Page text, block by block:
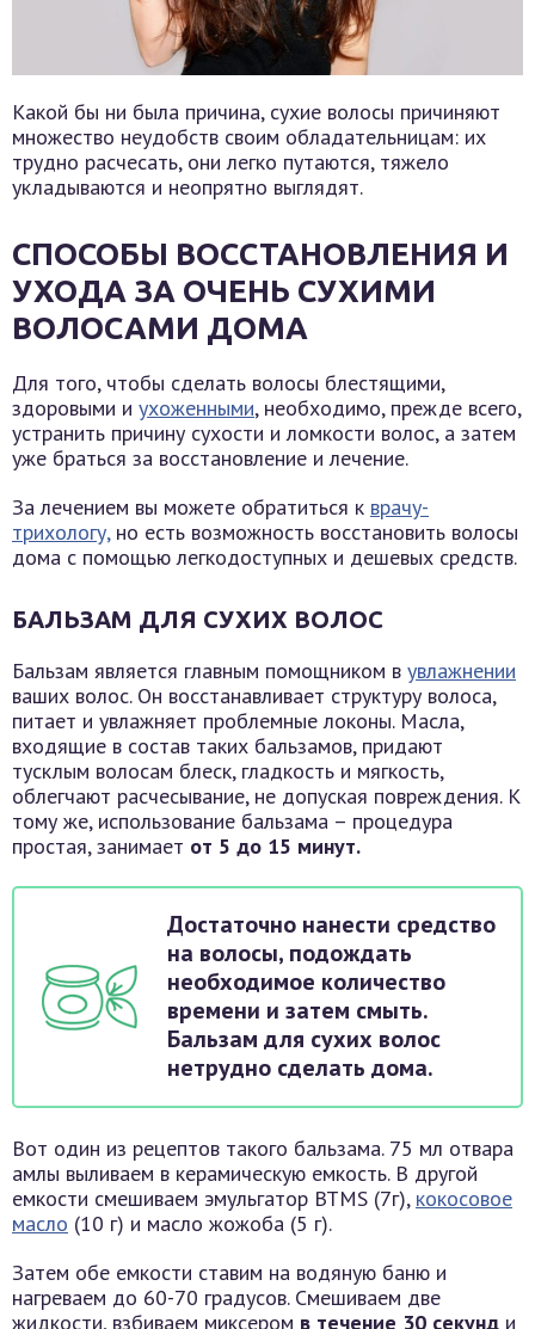
Какой бы ни была причина, сухие волосы причиняют
множество неудобств своим обладательницам: их
трудно расчесать, они легко путаются, тяжело
укладываются и неопрятно выглядят.
СПОСОБЫ ВОССТАНОВЛЕНИЯ И
УХОДА ЗА ОЧЕНЬ СУХИМИ
ВОЛОСАМИ ДОМА
Для того, чтобы сделать волосы блестящими,
здоровыми и ухоженными, необходимо, прежде всего,
устранить причину сухости и ломкости волос, а затем
уже браться за восстановление и лечение.
За лечением вы можете обратиться к врачу-
трихологу,но есть возможность восстановить волосы
дома с помощью легкодоступных и дешевых средств.
БАЛЬЗАМ ДЛЯ СУХИХ ВОЛОС
Бальзам является главным помощником в увлажнении
ваших волос. Он восстанавливает структуру волоса,
питает и увлажняет проблемные локоны. Масла,
входящие в состав таких бальзамов, придают
тусклым волосам блеск, гладкость и мягкость,
облегчают расчесывание, не допуская повреждения. К
тому же, использование бальзама – процедура
простая, занимает от 5 до 15 минут.
Достаточно нанести средство
на волосы, подождать
необходимое количество
времени и затем смыть.
Бальзам для сухих волос
нетрудно сделать дома.
Вот один из рецептов такого бальзама. 75 мл отвара
амлы выливаем в керамическую емкость. В другой
емкости смешиваем эмульгатор BTMS (7г), кокосовое
масло (10 г) и масло жожоба (5 г).
Затем обе емкости ставим на водяную баню и
нагреваем до 60-70 градусов. Смешиваем две
жидкости, взбиваем миксером в течение 30 секунд и